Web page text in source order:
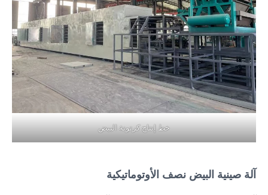
خط إنتاج كرتونة البيض
آلة صينية البيض نصف الأوتوماتيكية